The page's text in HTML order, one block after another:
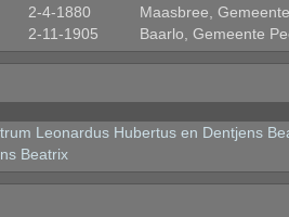
2-4-1880
Maasbree,
2-11-1905 Baarlo, Gemeente
Leonardus Hubertus en Dentjens
Beatrix